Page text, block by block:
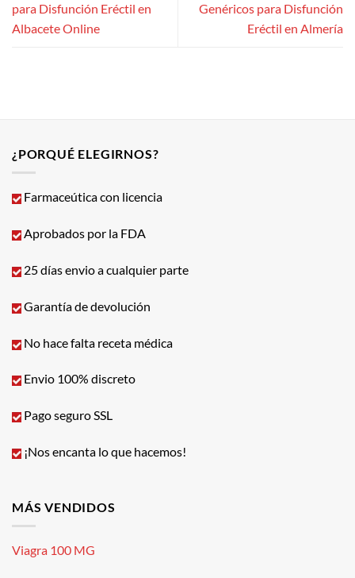
para Disfunción Eréctil en
Albacete Online
Genéricos para Disfunción
Eréctil en Almería
¿PORQUÉ ELEGIRNOS?
Farmaceútica con licencia
Aprobados por la FDA
25 días envio a cualquier parte
Garantía de devolución
No hace falta receta médica
Envio 100% discreto
Pago seguro SSL
¡Nos encanta lo que hacemos!
MÁS VENDIDOS
Viagra 100 MG